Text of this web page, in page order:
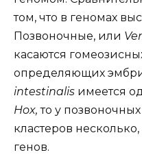
том, что в геномах
Позвоночные, или
касаются
определяющих
intestinalis имеется
Hox,то у
кластеров
генов.